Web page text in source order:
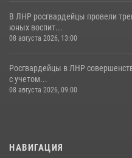
В ЛНР росгвардейцы провели
юных воспит...
08 августа 2026, 13:00
Росгвардейцы в ЛНР
с учетом...
08 августа 2026, 09:00
НАВИГАЦИЯ